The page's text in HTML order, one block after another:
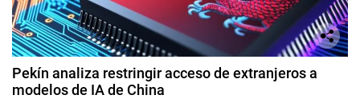
Pekín analiza restringir acceso de extranjeros a
modelos de IA de China